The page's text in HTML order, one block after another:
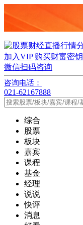
加入VIP 购买财富密钥
微信扫码咨询
咨询电话：
021-62167888
综合
股票
板块
嘉宾
课程
基金
经理
说说
快评
消息